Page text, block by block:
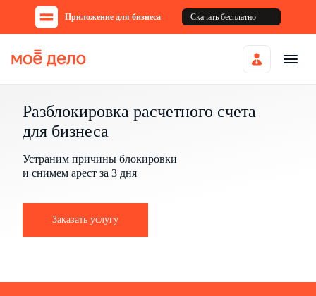
Приложение для бизнеса Скачать бесплатно
Разблокировка расчетного счета
для бизнесa
Устраним причины блокировки
и снимем арест за 3 дня
Заказать услугу